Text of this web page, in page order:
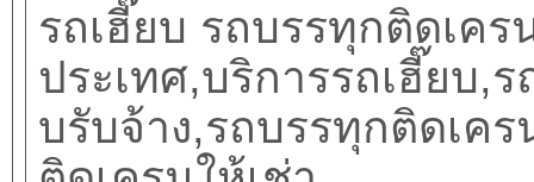
รถเฮี๊ยบ รถบรรทุกติดเค
ประเทศ,บริการรถเฮี๊ยบ,ร
บรับจ้าง,รถบรรทุกติดเคร